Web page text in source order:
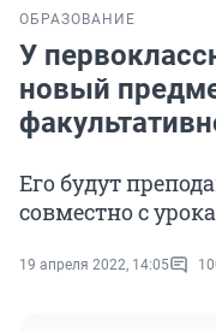
ОБРАЗОВАНИЕ
У
новый
Его будут
совместно с
19 апреля 2022, 14:05